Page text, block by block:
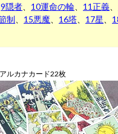
9隠者 10運命の輪 11正義
制 15悪魔 16塔 17星
ルカナカード22枚